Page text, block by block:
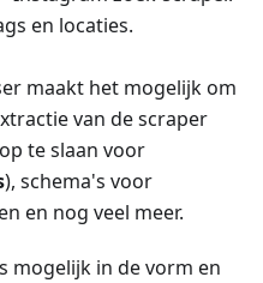
en locaties.
maakt het mogelijk om
van de scraper
op te slaan voor
), schema's voor
en nog veel meer.
mogelijk in de vorm en